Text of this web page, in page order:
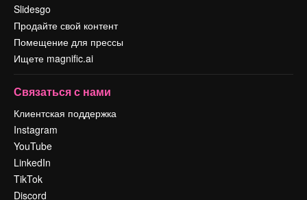
Slidesgo
Продайте свой контент
Помещение для прессы
Ищете magnific.ai
Связаться с нами
Клиентская поддержка
Instagram
YouTube
LinkedIn
TikTok
Discord